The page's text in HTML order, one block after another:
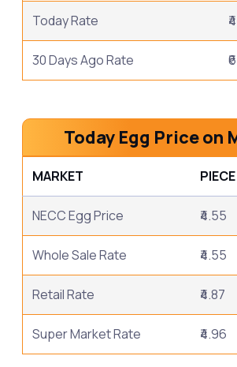
Today Rate
30 Days Ago Rate
Today Egg Price on
MARKET PIECE
NECC Egg Price ₹4.55
Whole Sale Rate ₹4.55
Retail Rate ₹4.87
Super Market Rate ₹4.96